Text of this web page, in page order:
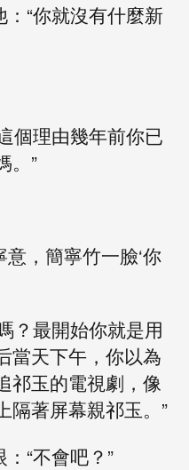
“你就沒有什麼新
個理由幾年前你已
。”
，簡寧竹一臉‘你
？最開始你就是用
當天下午，你以為
祁玉的電視劇，像
隔著屏幕親祁玉。”
“不會吧？”